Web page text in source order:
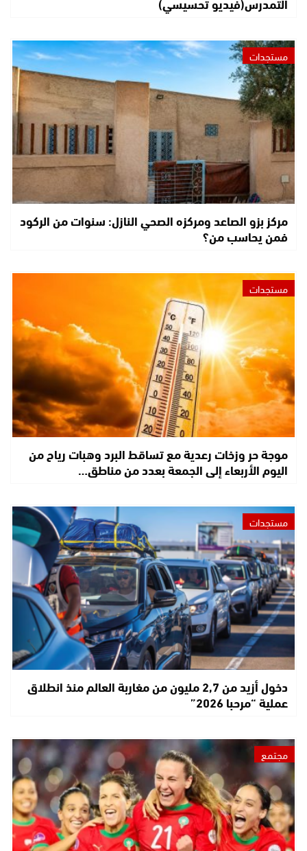
مستجدات
مركز بزو الصاعد ومركزه الصحي النازل: سنوات من الركود
فمن يحاسب من؟
مستجدات
موجة حر وزخات رعدية مع تساقط البرد وهبات رياح من
اليوم الأربعاء إلى الجمعة بعدد من مناطق…
مستجدات
دخول أزيد من 2,7 مليون من مغاربة العالم منذ انطلاق
عملية “مرحبا 2026”
مجتمع